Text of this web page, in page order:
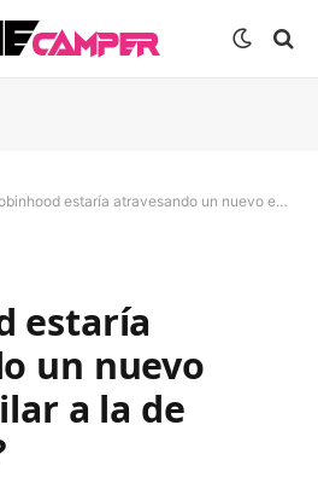
estaría atravesando un nuevo envión similar a la de GameStop?
estaría
un nuevo
a la de